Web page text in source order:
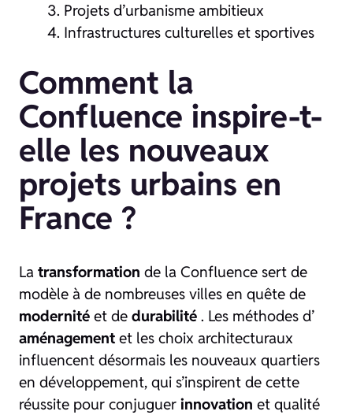
Projets d’urbanisme ambitieux
Infrastructures culturelles et sportives
Comment la
Confluence inspire-t-
elle les nouveaux
projets urbains en
France ?
La transformation de la Confluence sert de
modèle à de nombreuses villes en quête de
modernité et de durabilité . Les méthodes d’
aménagement et les choix architecturaux
influencent désormais les nouveaux quartiers
en développement, qui s’inspirent de cette
réussite pour conjuguer innovation et qualité